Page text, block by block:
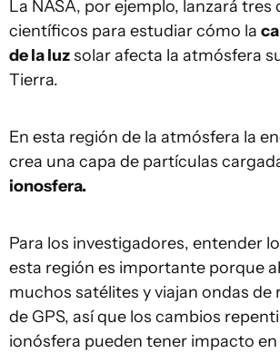
La NASA, por ejemplo, lanzará tres
científicos para estudiar cómo la
de la luzsolar afecta la atmósfera
Tierra.
En esta región de la atmósfera la
crea una capa de partículas
ionosfera.
Para los investigadores, entender
esta región es importante porque
muchos satélites y viajan ondas de
de GPS, así que los cambios
ionósfera pueden tener impacto en